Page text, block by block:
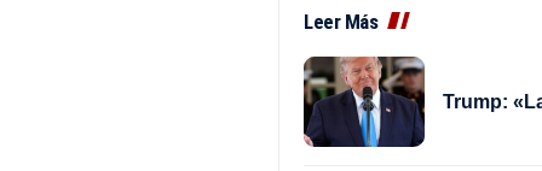
Leer Más
Trump: